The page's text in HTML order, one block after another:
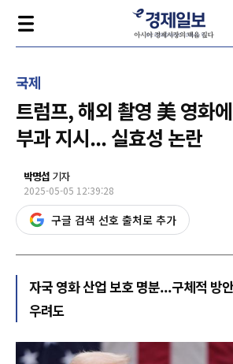
국제
트럼프, 해외 촬영 美 영화
부과 지시... 실효성 논란
박명섭 기자
2025-05-05 12:39:28
구글 검색 선호 출처로 추가
자국 영화 산업 보호 명분...구체적 방
우려도